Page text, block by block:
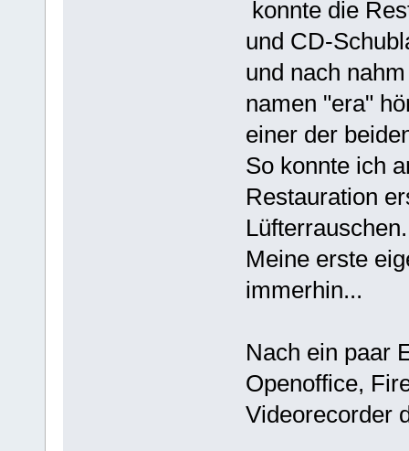
konnte die
und CD-
und nach
namen "era"
einer der
So konnte ich
Restauration
Meine erste
immerhin...
Nach ein paar
Openoffice,
Videorecorder